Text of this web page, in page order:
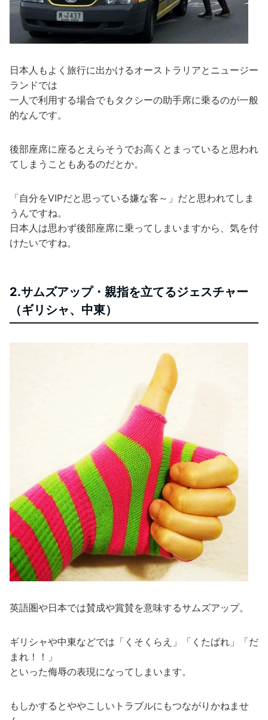
日本人もよく旅行に出かけるオーストラリアとニュージー
ランドでは
一人で利用する場合でもタクシーの助手席に乗るのが一般
的なんです。
後部座席に座るとえらそうでお高くとまっていると思われ
てしまうこともあるのだとか。
「自分をVIPだと思っている嫌な客～」だと思われてしま
うんですね。
日本人は思わず後部座席に乗ってしまいますから、気を付
けたいですね。
2.サムズアップ・親指を立てるジェスチャー
（ギリシャ、中東）
英語圏や日本では賛成や賞賛を意味するサムズアップ。
ギリシャや中東などでは「くそくらえ」「くたばれ」「だ
まれ！！」
といった侮辱の表現になってしまいます。
もしかするとややこしいトラブルにもつながりかねませ